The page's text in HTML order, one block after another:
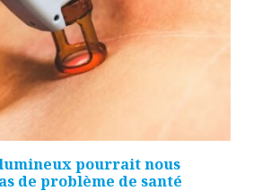
pourrait nous
de problème de santé